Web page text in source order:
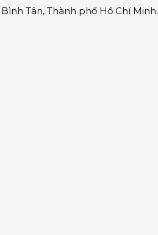
Tân, Thành phố Hồ Chí Minh.